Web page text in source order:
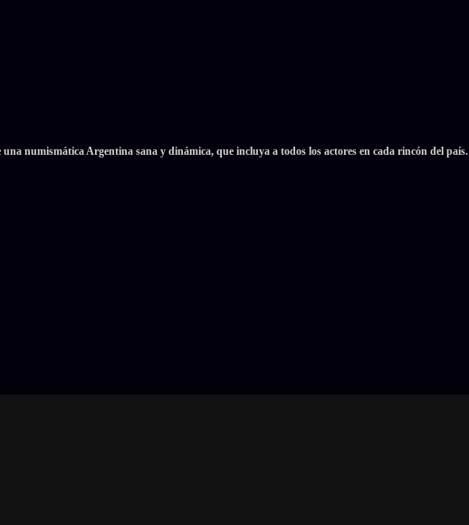
numismática Argentina sana y dinámica, que incluya a todos los actores en cada rincón del país.